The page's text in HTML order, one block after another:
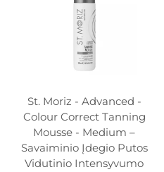
St. Moriz - Advanced -
Colour Correct Tanning
Mousse - Medium –
Savaiminio Įdegio Putos
Vidutinio Intensyvumo